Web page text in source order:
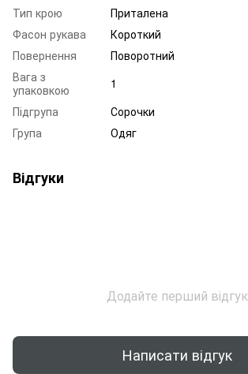
Тип крою
Приталена
Фасон рукава
Короткий
Повернення
Поворотний
Вага з
упаковкою
1
Підгрупа
Сорочки
Група
Одяг
Відгуки
Додайте перший відгук
Написати відгук